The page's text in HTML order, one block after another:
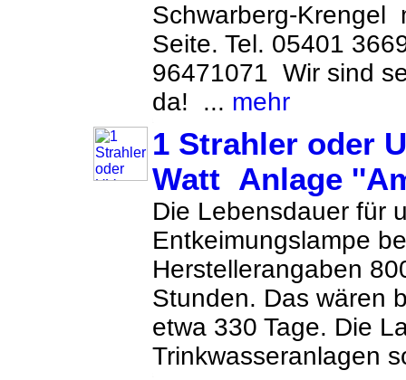
Schwarberg-Krengel
Seite. Tel. 05401
96471071 Wir sind
da! ... mehr
1 Strahler oder
Watt Anlage
Die Lebensdauer für
Entkeimungslampe
Herstellerangaben
Stunden. Das wären
etwa 330 Tage. Die
Trinkwasseranlagen